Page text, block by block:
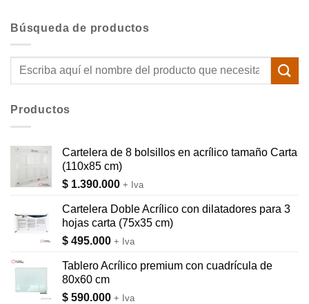
Búsqueda de productos
Buscar
Productos
Cartelera de 8 bolsillos en acrílico tamaño Carta
(110x85 cm)
$ 1.390.000 + Iva
Cartelera Doble Acrílico con dilatadores para 3
hojas carta (75x35 cm)
$ 495.000 + Iva
Tablero Acrílico premium con cuadrícula de
80x60 cm
$ 590.000 + Iva